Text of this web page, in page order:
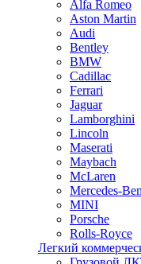
Alfa Romeo
Aston Martin
Audi
Bentley
BMW
Cadillac
Ferrari
Jaguar
Lamborghini
Lincoln
Maserati
Maybach
McLaren
Mercedes-
MINI
Porsche
Rolls-Royce
Легкий